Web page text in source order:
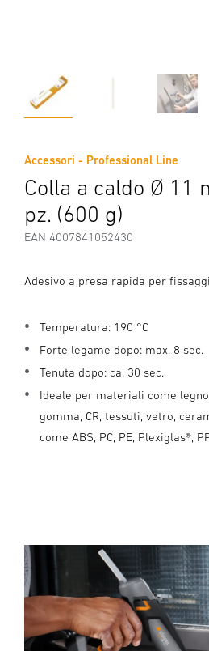
Accessori - Professional Line
Colla a caldo Ø 11
pz. (600 g)
EAN 4007841052430
Adesivo a presa rapida per
Temperatura: 190 °C
Forte legame dopo: max. 8 sec.
Tenuta dopo: ca. 30 sec.
Ideale per materiali come
gomma, CR, tessuti, vetro,
come ABS, PC, PE, Plexiglas®,